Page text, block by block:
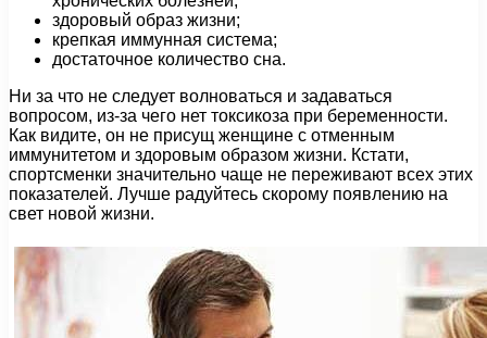
здоровый образ жизни;
крепкая иммунная система;
достаточное количество сна.
Ни за что не следует волноваться и задаваться
вопросом, из-за чего нет токсикоза при беременности.
Как видите, он не присущ женщине с отменным
иммунитетом и здоровым образом жизни. Кстати,
спортсменки значительно чаще не переживают всех этих
показателей. Лучше радуйтесь скорому появлению на
свет новой жизни.